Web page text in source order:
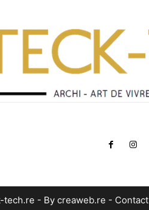
tech.re - By creaweb.re - Contact